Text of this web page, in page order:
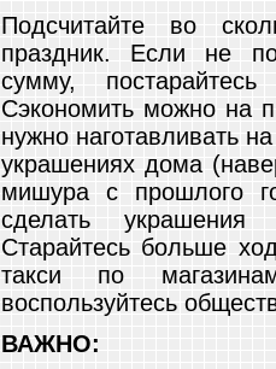
Подсчитайте во
праздник. Если не
сумму,
Сэкономить можно на
нужно наготавливать
украшениях дома
мишура с прошлого
сделать
Старайтесь больше
такси по
воспользуйтесь
ВАЖНО: